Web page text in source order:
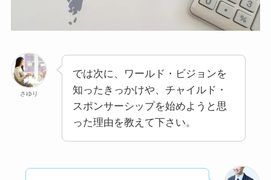
さゆり
では次に、ワールド・ビジョンを
知ったきっかけや、チャイルド・
スポンサーシップを始めようと思
った理由を教えて下さい。